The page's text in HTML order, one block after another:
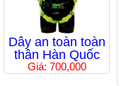
Dây an toàn toàn
thân Hàn Quốc
Giá: 700,000